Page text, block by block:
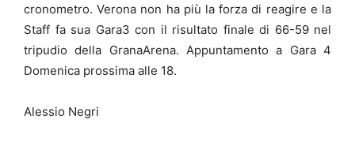
cronometro. Verona non ha più la forza di reagire e la
Staff fa sua Gara3 con il risultato finale di 66-59 nel
tripudio della GranaArena. Appuntamento a Gara 4
Domenica prossima alle 18.
Alessio Negri